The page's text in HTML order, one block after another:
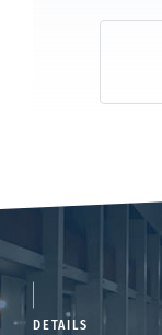
DETAILS